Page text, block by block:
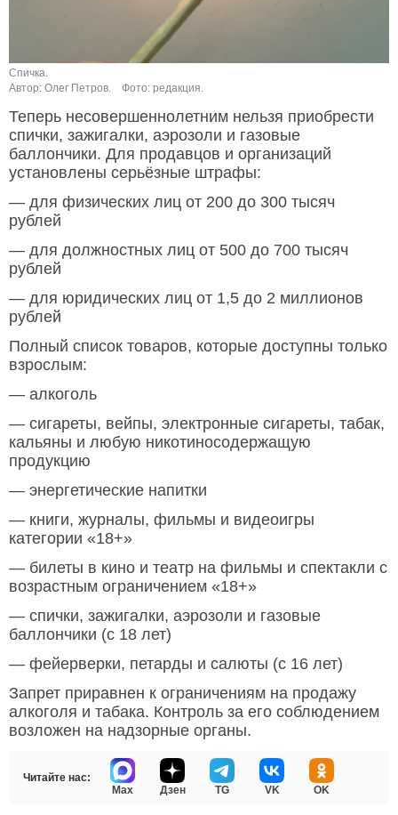
Спичка.
Автор: Олег Петров.
Фото: редакция.
Теперь несовершеннолетним нельзя приобрести
спички, зажигалки, аэрозоли и газовые
баллончики. Для продавцов и организаций
установлены серьёзные штрафы:
— для физических лиц от 200 до 300 тысяч
рублей
— для должностных лиц от 500 до 700 тысяч
рублей
— для юридических лиц от 1,5 до 2 миллионов
рублей
Полный список товаров, которые доступны только
взрослым:
— алкоголь
— сигареты, вейпы, электронные сигареты, табак,
кальяны и любую никотиносодержащую
продукцию
— энергетические напитки
— книги, журналы, фильмы и видеоигры
категории «18+»
— билеты в кино и театр на фильмы и спектакли с
возрастным ограничением «18+»
— спички, зажигалки, аэрозоли и газовые
баллончики (с 18 лет)
— фейерверки, петарды и салюты (с 16 лет)
Запрет приравнен к ограничениям на продажу
алкоголя и табака. Контроль за его соблюдением
возложен на надзорные органы.
Читайте нас:
Max
Дзен TG VK OK